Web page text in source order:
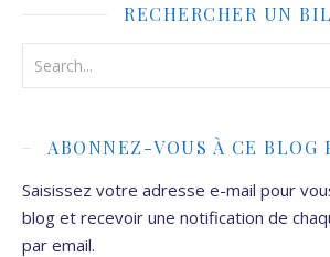
RECHERCHER UN
ABONNEZ-VOUS À CE BLOG
Saisissez votre adresse e-mail pour
blog et recevoir une notification de
par email.